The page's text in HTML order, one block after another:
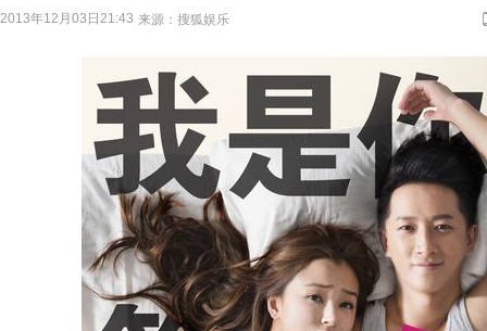
2013年12月03日21:43 来源： 搜狐娱乐